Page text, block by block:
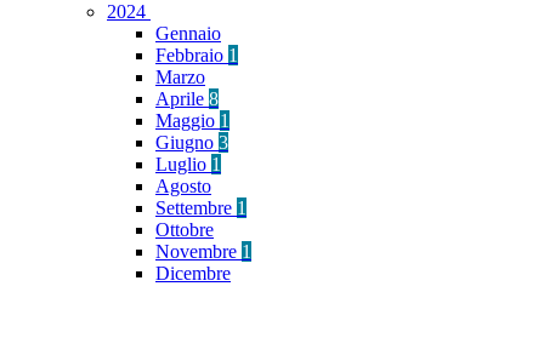
2024
Gennaio
Febbraio 1
Marzo
Aprile 8
Maggio 1
Giugno 3
Luglio 1
Agosto
Settembre 1
Ottobre
Novembre 1
Dicembre